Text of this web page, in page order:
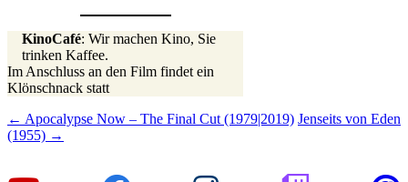
KinoCafé: Wir machen Kino, Sie
trinken Kaffee.
Im Anschluss an den Film findet ein
Klönschnack statt
Beitragsnavigation
← Apocalypse Now – The Final Cut (1979|2019) Jenseits von Eden
(1955) →